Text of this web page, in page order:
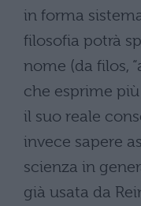
in forma
filosofia potrà
nome (da filos,
che esprime
il suo reale
invece sapere
scienza in
già usata da